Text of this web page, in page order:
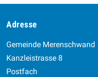
Footer
Adresse
Gemeinde Merenschwand
Kanzleistrasse 8
Postfach